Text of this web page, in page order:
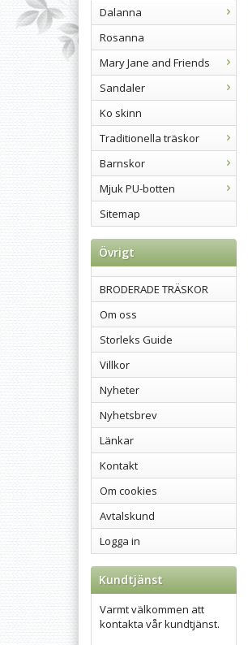
Dalanna
Rosanna
Mary Jane and Friends
Sandaler
Ko skinn
Traditionella träskor
Barnskor
Mjuk PU-botten
Sitemap
Övrigt
BRODERADE TRÄSKOR
Om oss
Storleks Guide
Villkor
Nyheter
Nyhetsbrev
Länkar
Kontakt
Om cookies
Avtalskund
Logga in
Kundtjänst
Varmt välkommen att
kontakta vår kundtjänst.